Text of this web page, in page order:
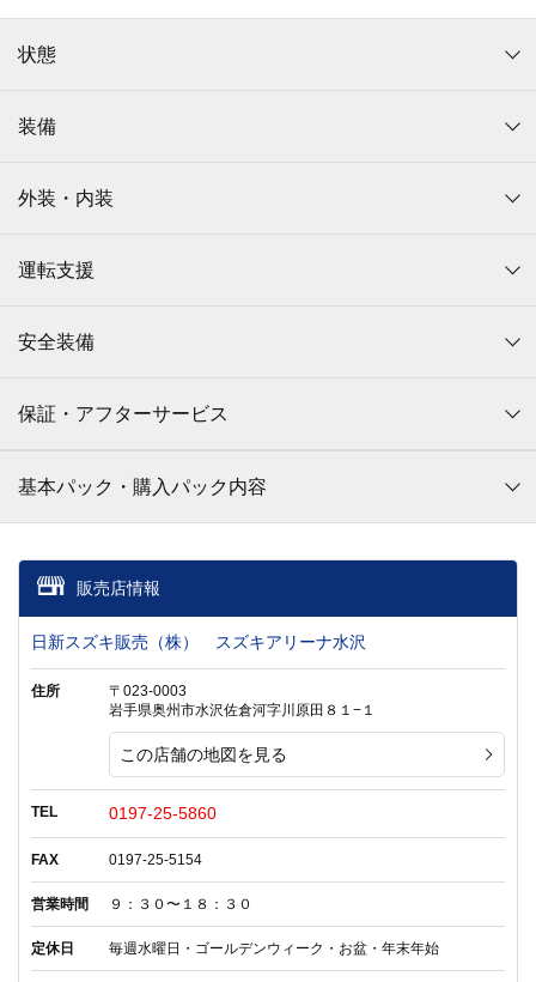
状態
装備
外装・内装
運転支援
安全装備
保証・アフターサービス
基本パック・購入パック内容
販売店情報
日新スズキ販売（株） スズキアリーナ水沢
住所
〒023-0003
岩手県奥州市水沢佐倉河字川原田８１−１
この店舗の地図を見る
TEL 0197-25-5860
FAX 0197-25-5154
営業時間 ９：３０〜１８：３０
定休日 毎週水曜日・ゴールデンウィーク・お盆・年末年始